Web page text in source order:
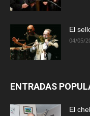
El
04/05/
ENTRADAS
El